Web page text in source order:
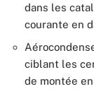
dans les
courante en
ciblant les
de montée